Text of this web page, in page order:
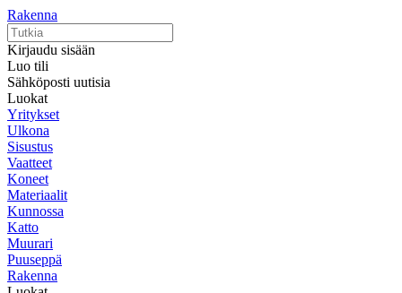
Rakenna
Kirjaudu sisään
Luo tili
Sähköposti uutisia
Luokat
Yritykset
Ulkona
Sisustus
Vaatteet
Koneet
Materiaalit
Kunnossa
Katto
Muurari
Puuseppä
Rakenna